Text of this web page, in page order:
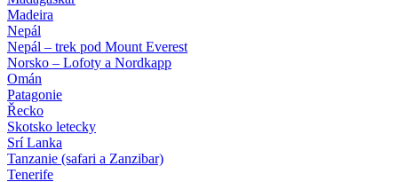
Madeira
Nepál
Nepál – trek pod Mount Everest
Norsko – Lofoty a Nordkapp
Omán
Patagonie
Řecko
Skotsko letecky
Srí Lanka
Tanzanie (safari a Zanzibar)
Tenerife